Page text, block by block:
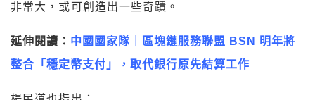
非常大，或可創造出一些奇蹟。
延伸閱讀： 中國國家隊｜區塊鏈服務聯盟 BSN 明年將
整合「穩定幣支付」，取代銀行原先結算工作